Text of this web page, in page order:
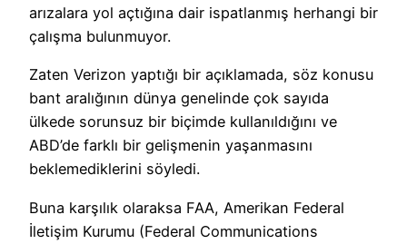
arızalara yol açtığına dair ispatlanmış herhangi bir
çalışma bulunmuyor.
Zaten Verizon yaptığı bir açıklamada, söz konusu
bant aralığının dünya genelinde çok sayıda
ülkede sorunsuz bir biçimde kullanıldığını ve
ABD’de farklı bir gelişmenin yaşanmasını
beklemediklerini söyledi.
Buna karşılık olaraksa FAA, Amerikan Federal
İletişim Kurumu (Federal Communications